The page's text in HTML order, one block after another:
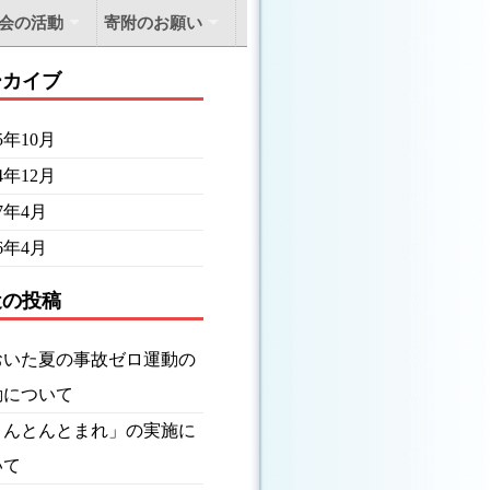
の活動 寄附のお願い
イブ
10月
12月
4月
4月
投稿
た夏の事故ゼロ運動の
ついて
とんとまれ」の実施に